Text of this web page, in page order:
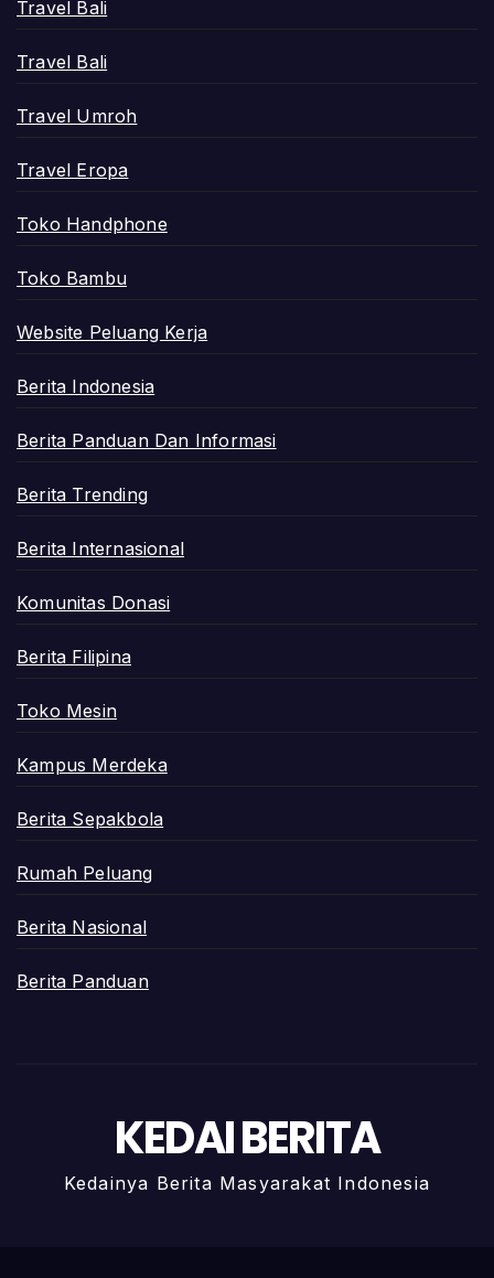
Travel Bali
Travel Bali
Travel Umroh
Travel Eropa
Toko Handphone
Toko Bambu
Website Peluang Kerja
Berita Indonesia
Berita Panduan Dan Informasi
Berita Trending
Berita Internasional
Komunitas Donasi
Berita Filipina
Toko Mesin
Kampus Merdeka
Berita Sepakbola
Rumah Peluang
Berita Nasional
Berita Panduan
KEDAI BERITA
Kedainya Berita Masyarakat Indonesia